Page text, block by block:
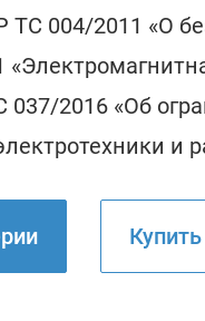
ТС 004/2011 «О
037/2016 «Об
и